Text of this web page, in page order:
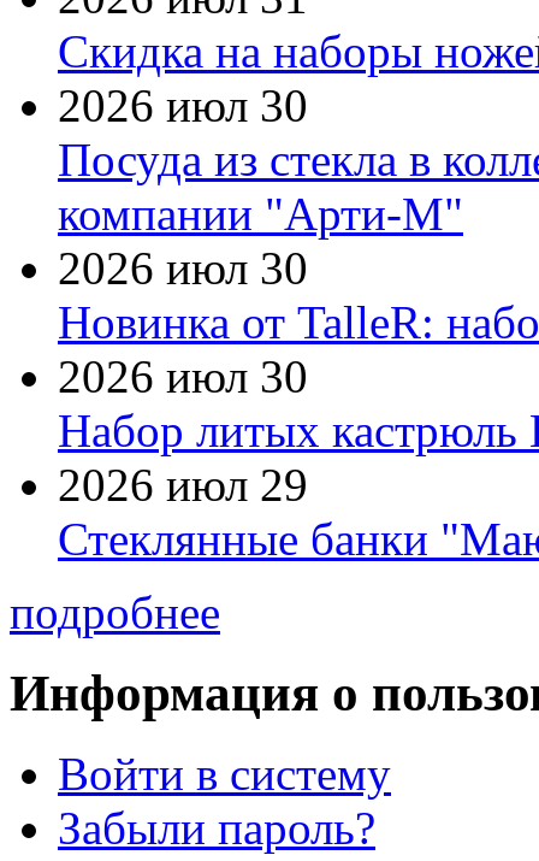
Скидка на наборы
2026 июл 30
Посуда из стекла в
компании "Арти-М"
2026 июл 30
Новинка от TalleR:
2026 июл 30
Набор литых кастрюль
2026 июл 29
Стеклянные банки
подробнее
Информация о
Войти в систему
Забыли пароль?